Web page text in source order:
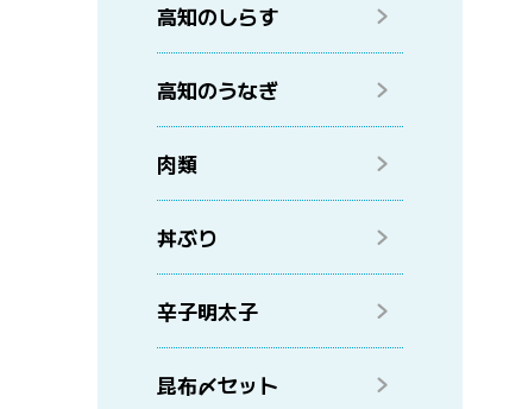
高知のしらす
高知のうなぎ
肉類
丼ぶり
辛子明太子
昆布〆セット